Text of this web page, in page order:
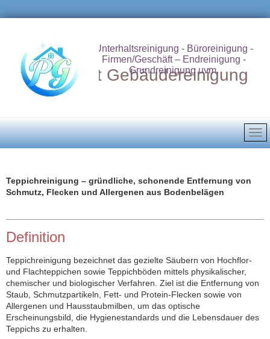
Putzdienst Gebäudereinigung
Unterhaltsreinigung - Büroreinigung -
Firmen/Geschäft – Endreinigung -
Grundreinigung uvm.
Teppichreinigung – gründliche, schonende Entfernung von
Schmutz, Flecken und Allergenen aus Bodenbelägen
Definition
Teppichreinigung bezeichnet das gezielte Säubern von Hochflor‑
und Flachteppichen sowie Teppichböden mittels physikalischer,
chemischer und biologischer Verfahren. Ziel ist die Entfernung von
Staub, Schmutzpartikeln, Fett‑ und Protein‑Flecken sowie von
Allergenen und Hausstaubmilben, um das optische
Erscheinungsbild, die Hygienestandards und die Lebensdauer des
Teppichs zu erhalten.